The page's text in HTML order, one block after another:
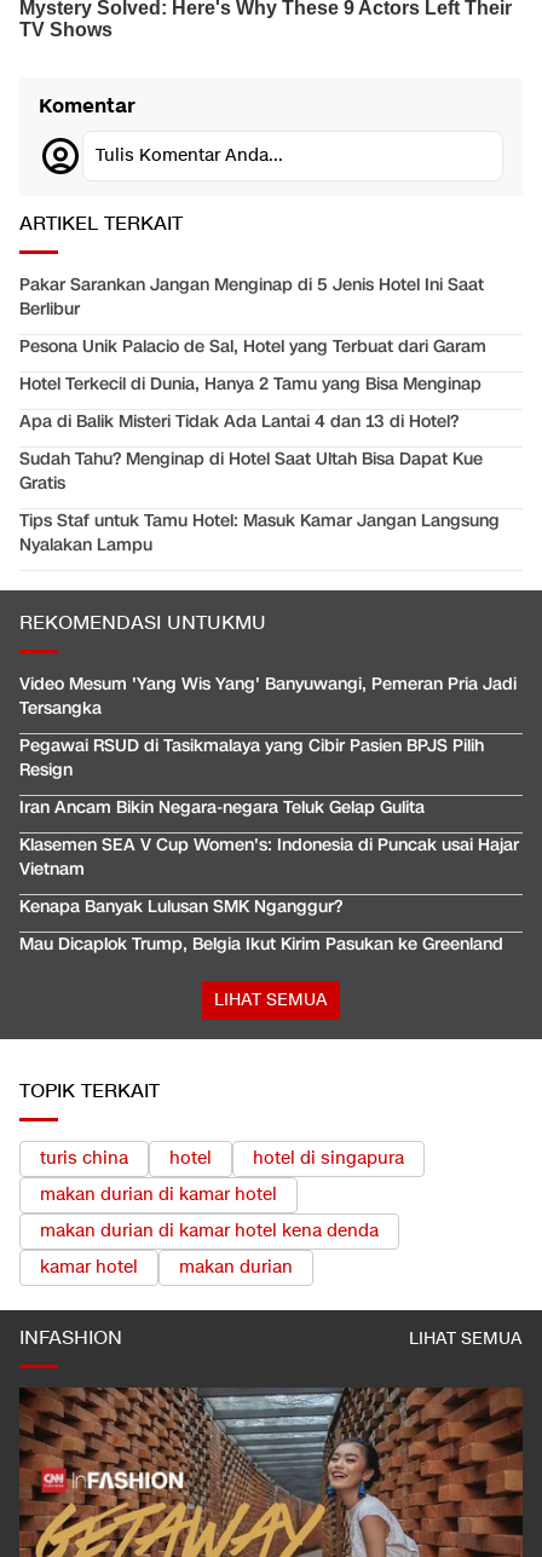
Komentar
Tulis Komentar Anda...
ARTIKEL TERKAIT
Pakar Sarankan Jangan Menginap di 5 Jenis Hotel Ini Saat
Berlibur
Pesona Unik Palacio de Sal, Hotel yang Terbuat dari Garam
Hotel Terkecil di Dunia, Hanya 2 Tamu yang Bisa Menginap
Apa di Balik Misteri Tidak Ada Lantai 4 dan 13 di Hotel?
Sudah Tahu? Menginap di Hotel Saat Ultah Bisa Dapat Kue
Gratis
Tips Staf untuk Tamu Hotel: Masuk Kamar Jangan Langsung
Nyalakan Lampu
REKOMENDASI UNTUKMU
Video Mesum 'Yang Wis Yang' Banyuwangi, Pemeran Pria Jadi
Tersangka
Pegawai RSUD di Tasikmalaya yang Cibir Pasien BPJS Pilih
Resign
Iran Ancam Bikin Negara-negara Teluk Gelap Gulita
Klasemen SEA V Cup Women's: Indonesia di Puncak usai Hajar
Vietnam
Kenapa Banyak Lulusan SMK Nganggur?
Mau Dicaplok Trump, Belgia Ikut Kirim Pasukan ke Greenland
LIHAT SEMUA
TOPIK TERKAIT
turis china hotel
hotel di singapura
makan durian di kamar hotel
makan durian di kamar hotel kena denda
kamar hotel
makan durian
INFASHION LIHAT SEMUA